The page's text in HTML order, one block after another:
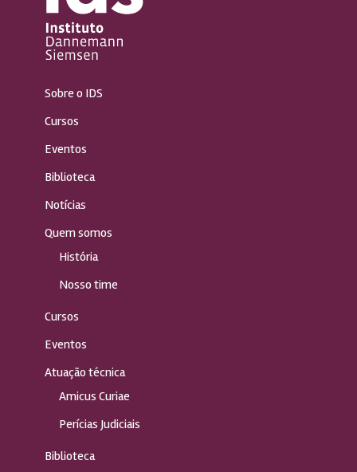
Sobre o IDS
Cursos
Eventos
Biblioteca
Notícias
Quem somos
História
Nosso time
Cursos
Eventos
Atuação técnica
Amicus Curiae
Perícias Judiciais
Biblioteca